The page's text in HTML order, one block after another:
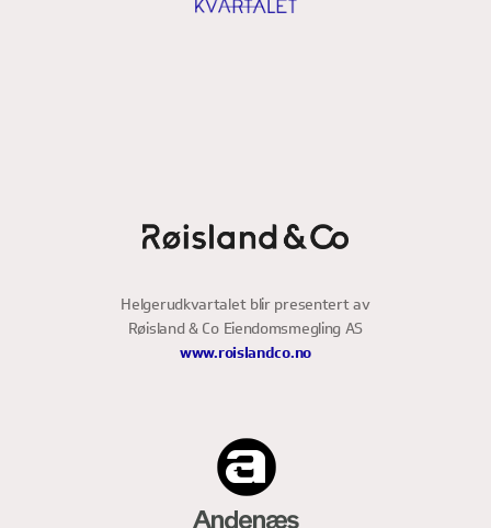
Helgerudkvartalet blir presentert av
Røisland & Co Eiendomsmegling AS
www.roislandco.no